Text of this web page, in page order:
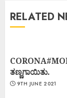
RELATED
ತಣ್ಣಗಾಯಿತು.
9TH JUNE 2021